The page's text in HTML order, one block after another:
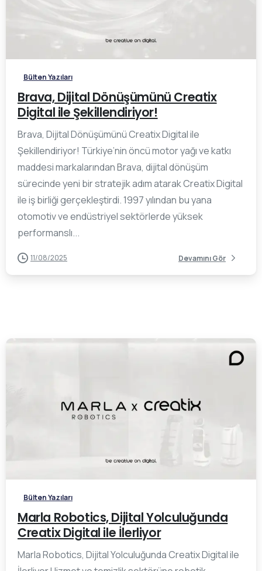
Bülten Yazıları
Brava, Dijital Dönüşümünü Creatix
Digital ile Şekillendiriyor!
Brava, Dijital Dönüşümünü Creatix Digital ile
Şekillendiriyor! Türkiye’nin öncü motor yağı ve katkı
maddesi markalarından Brava, dijital dönüşüm
sürecinde yeni bir stratejik adım atarak Creatix Digital
ile iş birliği gerçekleştirdi. 1997 yılından bu yana
otomotiv ve endüstriyel sektörlerde yüksek
performanslı...
11/08/2025 Devamını Gör
Bülten Yazıları
Marla Robotics, Dijital Yolculuğunda
Creatix Digital ile İlerliyor
Marla Robotics, Dijital Yolculuğunda Creatix Digital ile